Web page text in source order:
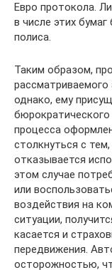
Евро протокола.
в числе этих
полиса.
Таким образом,
однако, ему
процесса
столкнуться с
отказывается
этом случае
или
воздействия на
ситуации,
касается и
передвижения.
осторожностью,